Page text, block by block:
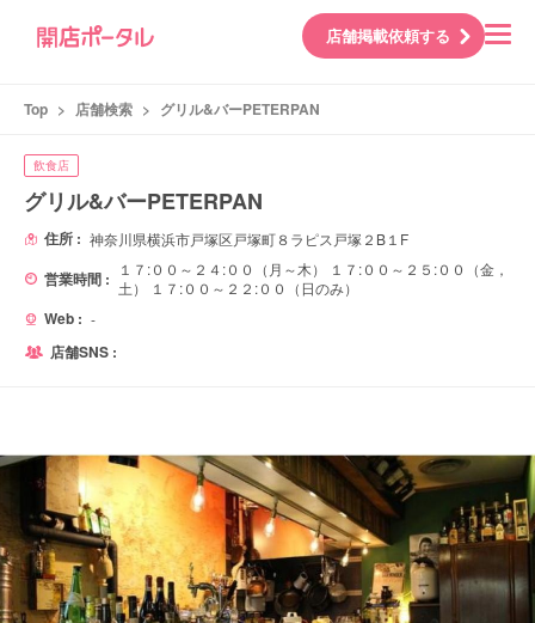
店舗掲載依頼する
Top > 店舗検索 > グリル&バーPETERPAN
飲食店
グリル&バーPETERPAN
住所 : 神奈川県横浜市戸塚区戸塚町８ラピス戸塚２B１F
営業時間 :
１７:００～２４:００（月～木） １７:００～２５:００（金，
土） １７:００～２２:００（日のみ）
Web : -
店舗SNS :